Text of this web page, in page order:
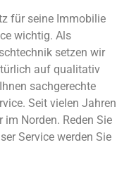
für seine Immobilie
wichtig. Als
setzen wir
auf qualitativ
sachgerechte
Seit vielen Jahren
Norden. Reden Sie
Service werden Sie